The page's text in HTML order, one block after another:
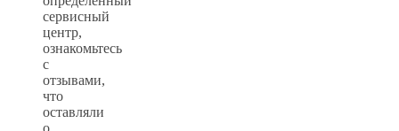
сервисный
центр,
ознакомьтесь
с
отзывами,
что
оставляли
о